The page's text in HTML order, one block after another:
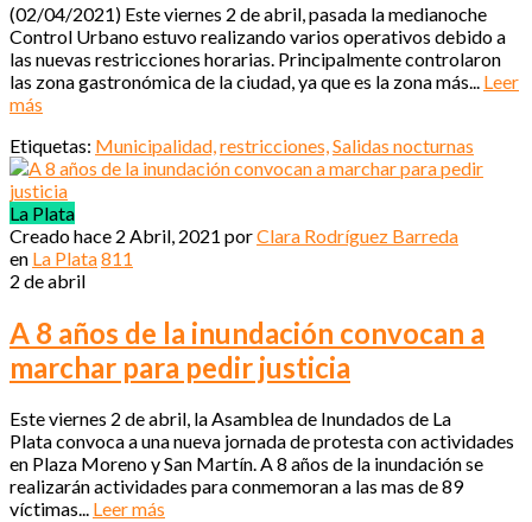
(02/04/2021) Este viernes 2 de abril, pasada la medianoche
Control Urbano estuvo realizando varios operativos debido a
las nuevas restricciones horarias. Principalmente controlaron
las zona gastronómica de la ciudad, ya que es la zona más... Leer
más
Etiquetas: Municipalidad, restricciones, Salidas nocturnas
La Plata
Creado hace 2 Abril, 2021 porClara Rodríguez Barreda
en La Plata811
2 de abril
A 8 años de la inundación convocan a
marchar para pedir justicia
Este viernes 2 de abril, la Asamblea de Inundados de La
Plata convoca a una nueva jornada de protesta con actividades
en Plaza Moreno y San Martín. A 8 años de la inundación se
realizarán actividades para conmemoran a las mas de 89
víctimas... Leer más